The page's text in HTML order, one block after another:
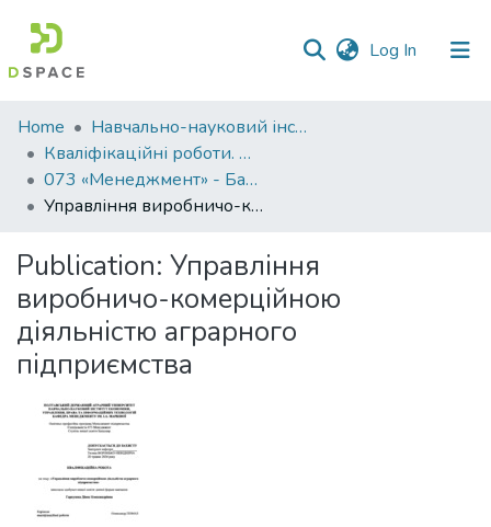
Log In (current)
Communities
&
Collections
All of DSpace
Statistics
Home
Навчально-науковий інститут економіки, управління, права та інформаційних технологій
Кваліфікаційні роботи. ННІ економіки, управління, права та ІТ
073 «Менеджмент» - Бакалаври 2023-2024
Управління виробничо-комерційною діяльністю аграрного підприємства
Publication: Управління
виробничо-комерційною
діяльністю аграрного
підприємства